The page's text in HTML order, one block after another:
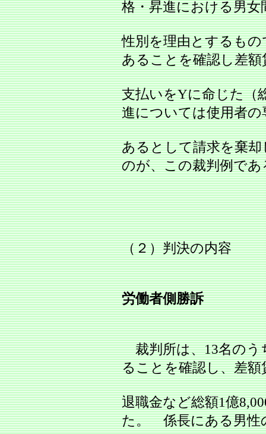
格・昇進における男女
性別を理由とするも
あることを確認し差額
支払いをYに命じた（
進については使用者の
あるとして請求を棄
のが、この裁判例であ
（２）判決の内容
労働者側勝訴
裁判所は、13名のう
ることを確認し、差額
退職金など総額1億
た。 係長にある男性